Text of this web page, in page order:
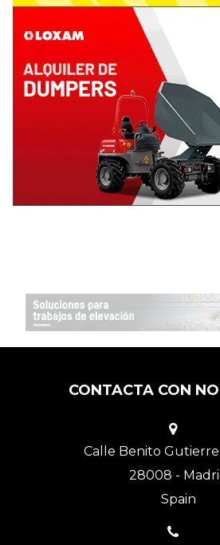
CONTACTA CON
Calle Benito
28008 -
Spain